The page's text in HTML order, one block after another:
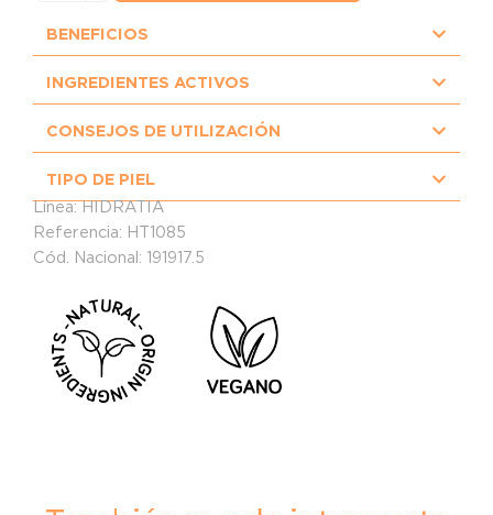
BENEFICIOS
INGREDIENTES ACTIVOS
CONSEJOS DE UTILIZACIÓN
TIPO DE PIEL
Línea: HIDRATIA
Referencia: HT1085
Cód. Nacional: 191917.5